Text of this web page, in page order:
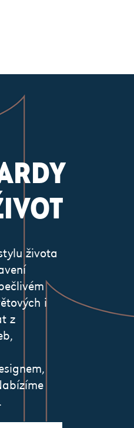
života
i
z